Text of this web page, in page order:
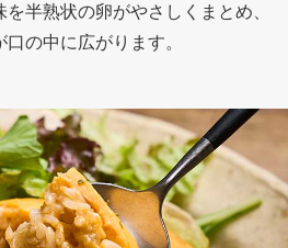
半熟状の卵がやさしくまとめ、
の中に広がります。